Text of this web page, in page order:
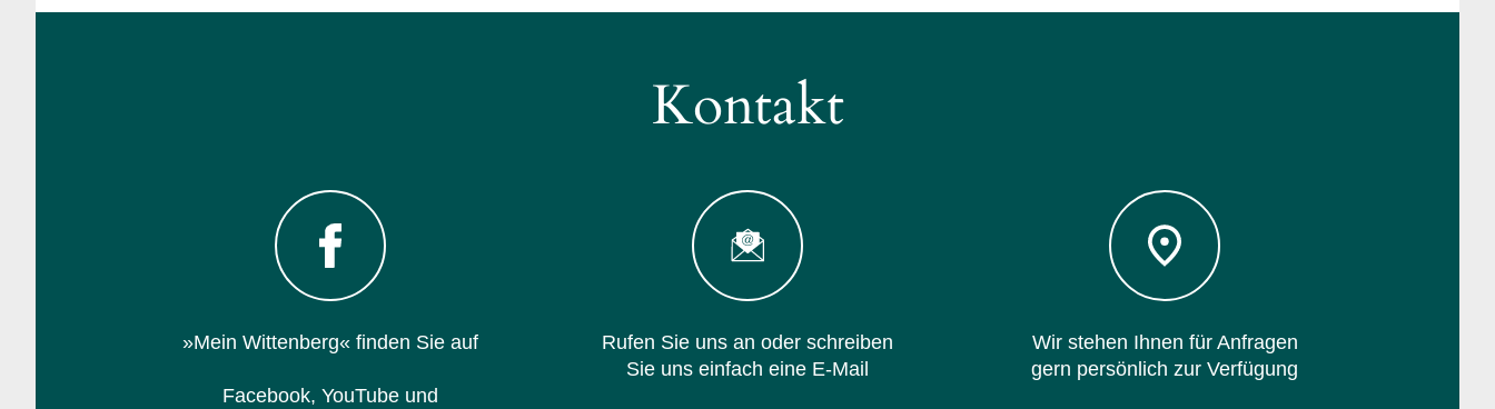
Kontakt
»Mein Wittenberg« finden Sie auf
Facebook, YouTube und
Rufen Sie uns an oder schreiben
Sie uns einfach eine E-Mail
Wir stehen Ihnen für Anfragen
gern persönlich zur Verfügung